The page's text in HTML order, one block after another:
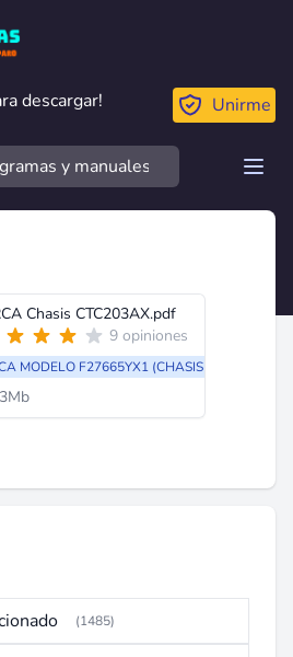
descargar!
descargar! Unirme
Chasis CTC203AX.pdf
9 opiniones
MODELO F27665YX1 (CHASIS CTC 203AX)
(1485)